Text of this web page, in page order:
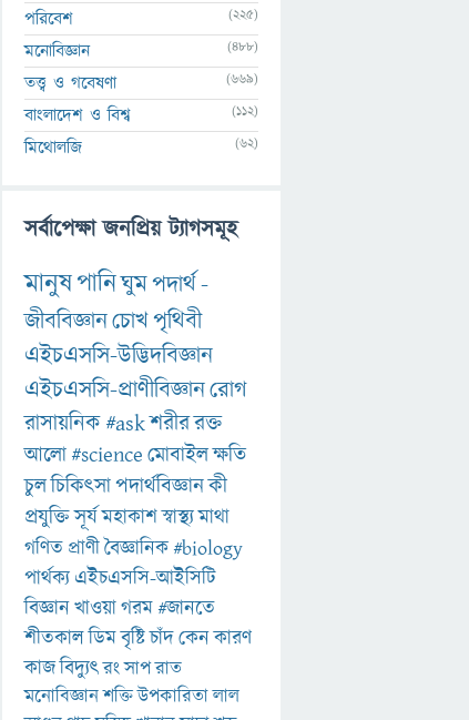
পরিবেশ (225)
মনোবিজ্ঞান (488)
তত্ত্ব ও গবেষণা (669)
বাংলাদেশ ও বিশ্ব (112)
মিথোলজি (62)
সর্বাপেক্ষা জনপ্রিয় ট্যাগসমূহ
মানুষপানিঘুমপদার্থ-
জীববিজ্ঞানচোখপৃথিবী
এইচএসসি-উদ্ভিদবিজ্ঞান
এইচএসসি-প্রাণীবিজ্ঞানরোগ
রাসায়নিক#askশরীররক্ত
আলো#scienceমোবাইলক্ষতি
চুলচিকিৎসাপদার্থবিজ্ঞানকী
প্রযুক্তিসূর্যমহাকাশস্বাস্থ্যমাথা
গণিত প্রাণীবৈজ্ঞানিক#biology
পার্থক্য এইচএসসি-আইসিটি
বিজ্ঞানখাওয়াগরম#জানতে
শীতকালডিমবৃষ্টিচাঁদকেনকারণ
কাজবিদ্যুৎরংসাপরাত
মনোবিজ্ঞানশক্তিউপকারিতালাল